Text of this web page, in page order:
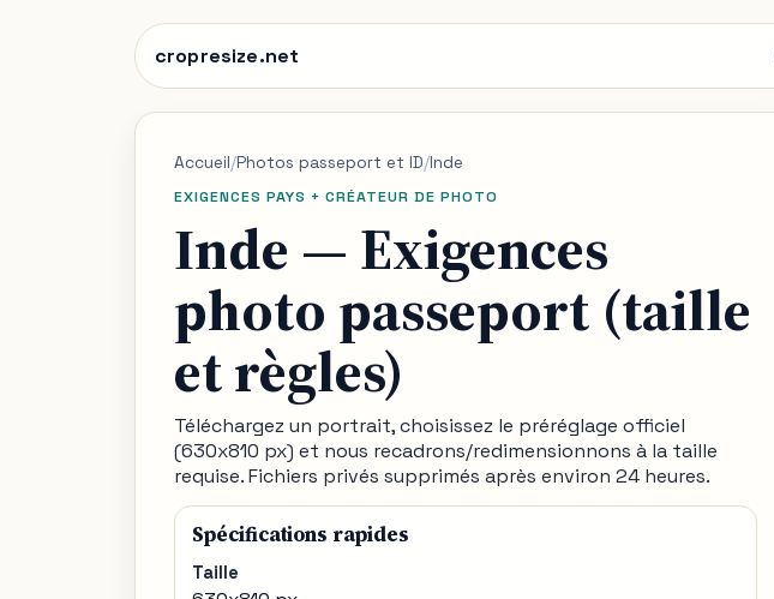
cropresize.net
Accueil/Photos passeport et ID/Inde
EXIGENCES PAYS + CRÉATEUR DE PHOTO
Inde — Exigences
photo passeport (taille
et règles)
Téléchargez un portrait, choisissez le préréglage officiel
(630x810 px) et nous recadrons/redimensionnons à la taille
requise. Fichiers privés supprimés après environ 24 heures.
Spécifications rapides
Taille